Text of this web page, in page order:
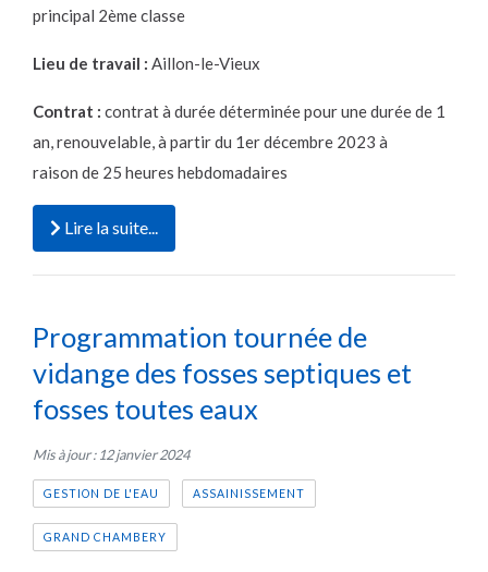
principal 2ème classe
Lieu de travail : Aillon-le-Vieux
Contrat : contrat à durée déterminée pour une durée de 1
an, renouvelable, à partir du 1er décembre 2023 à
raison de 25 heures hebdomadaires
Lire la suite...
Programmation tournée de
vidange des fosses septiques et
fosses toutes eaux
Mis à jour : 12 janvier 2024
GESTION DE L'EAU ASSAINISSEMENT
GRAND CHAMBERY